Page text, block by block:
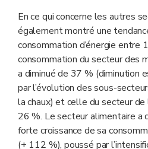
En ce qui concerne les autres
également montré une
consommation d’énergie
consommation du secteur des
a diminué de 37 % (diminution
par l’évolution des sous-
la chaux) et celle du secteur de
26 %. Le secteur alimentaire a
forte croissance de sa
(+ 112 %), poussé par